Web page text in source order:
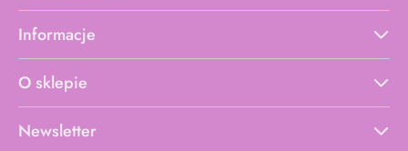
Informacje
O sklepie
Newsletter